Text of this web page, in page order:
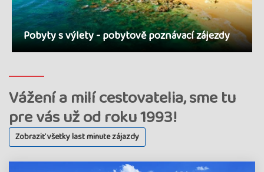
Pobyty s výlety - pobytově poznávací zájezdy
Vážení a milí cestovatelia, sme tu
pre vás už od roku 1993!
Zobraziť všetky last minute zájazdy